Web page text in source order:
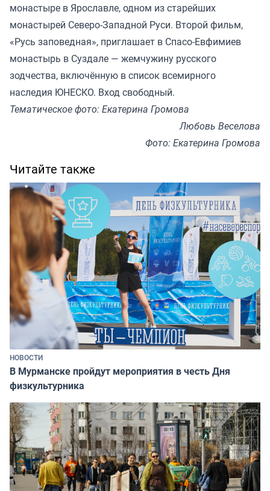
монастыре в Ярославле, одном из старейших
монастырей Северо-Западной Руси. Второй фильм,
«Русь заповедная», приглашает в Спасо-Евфимиев
монастырь в Суздале — жемчужину русского
зодчества, включённую в список всемирного
наследия ЮНЕСКО. Вход свободный.
Тематическое фото: Екатерина Громова
Любовь Веселова
Фото: Екатерина Громова
Читайте также
НОВОСТИ
В Мурманске пройдут мероприятия в честь Дня
физкультурника